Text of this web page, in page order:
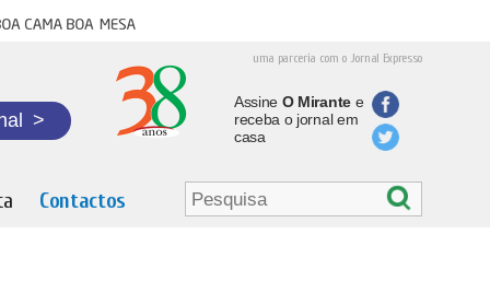
cama boa mesa
uma parceria com o Jornal Expresso
>
Assine O Mirantee
receba o jornal em
casa
Contactos